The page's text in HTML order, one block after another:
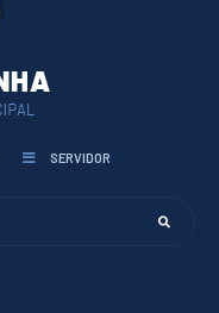
SERVIDOR